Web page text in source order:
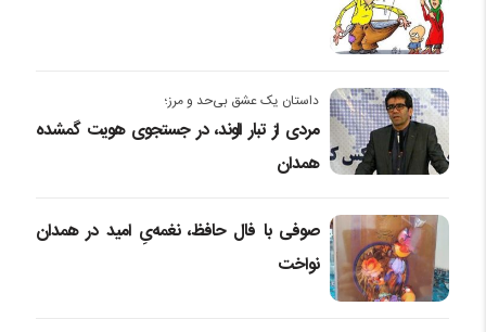
داستان یک عشق بی‌حد و مرز؛
مردی از تبار الوند، در جستجوی هویت گمشده
همدان
صوفی با فال حافظ، نغمه‌یِ امید در همدان
نواخت